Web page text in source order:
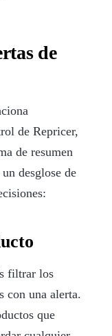
de
de Repricer,
de resumen
desglose de
filtrar los
con una alerta.
que